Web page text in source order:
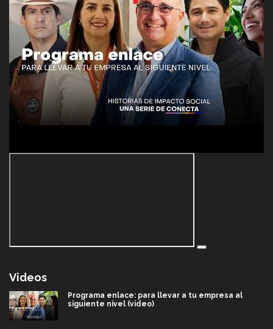
Videos
Programa enlace: para llevar a tu empresa al
siguiente nivel (video)